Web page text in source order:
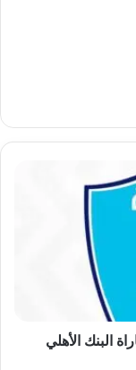
البنك الأهلي